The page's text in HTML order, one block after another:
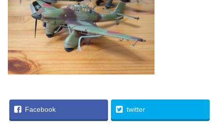
Facebook twitter